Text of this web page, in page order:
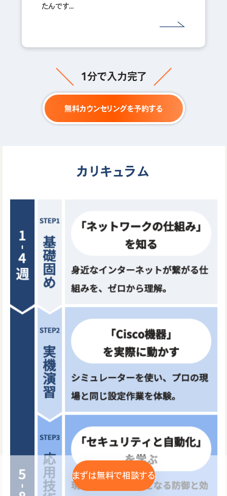
まずは無料で相談する
たんです…
1分で入力完了
無料カウンセリングを予約する
カリキュラム